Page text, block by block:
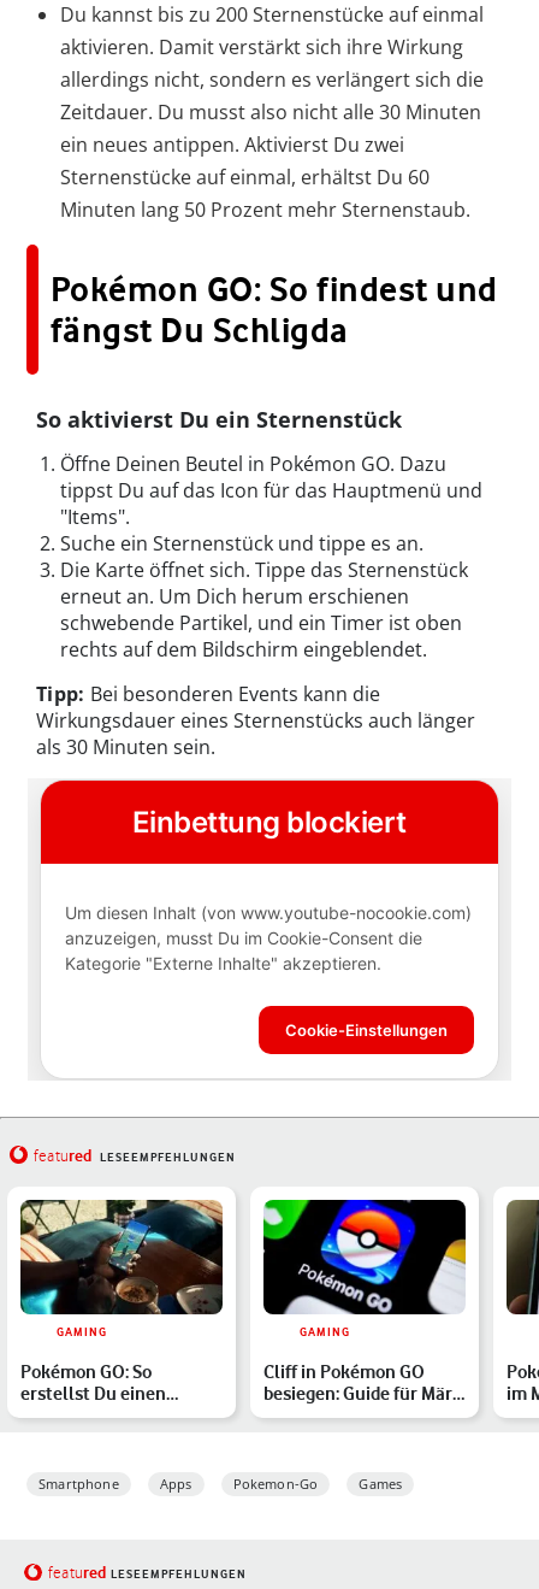
Du kannst bis zu 200 Sternenstücke auf einmal
aktivieren. Damit verstärkt sich ihre Wirkung
allerdings nicht, sondern es verlängert sich die
Zeitdauer. Du musst also nicht alle 30 Minuten
ein neues antippen. Aktivierst Du zwei
Sternenstücke auf einmal, erhältst Du 60
Minuten lang 50 Prozent mehr Sternenstaub.
Pokémon GO: So findest und
fängst Du Schligda
So aktivierst Du ein Sternenstück
Öffne Deinen Beutel in Pokémon GO. Dazu
tippst Du auf das Icon für das Hauptmenü und
"Items".
Suche ein Sternenstück und tippe es an.
Die Karte öffnet sich. Tippe das Sternenstück
erneut an. Um Dich herum erschienen
schwebende Partikel, und ein Timer ist oben
rechts auf dem Bildschirm eingeblendet.
Tipp: Bei besonderen Events kann die
Wirkungsdauer eines Sternenstücks auch länger
als 30 Minuten sein.
featured LESEEMPFEHLUNGEN
GAMING
Pokémon GO: So
erstellst Du einen
PokéStop
GAMING
Cliff in Pokémon GO
besiegen: Guide für März
2026
im
Smartphone Apps Pokemon-Go Games
featured LESEEMPFEHLUNGEN